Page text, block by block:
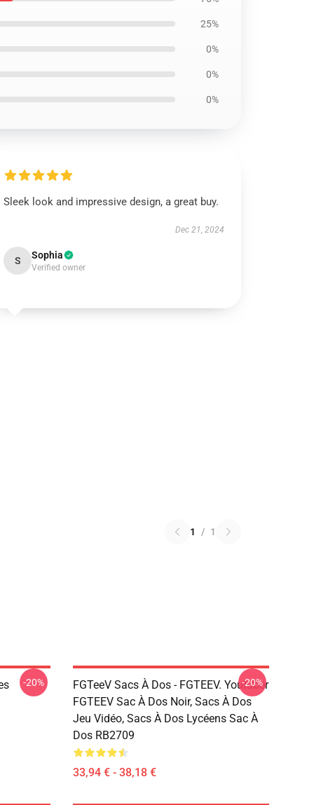
25%
0%
0%
0%
Sleek look and impressive design, a great buy.
Dec 21, 2024
S Sophia
Verified owner
1 / 1
-20%
FGTeeV Sacs À Dos - FGTEEV. Youtuber
FGTEEV Sac À Dos Noir, Sacs À Dos
Jeu Vidéo, Sacs À Dos Lycéens Sac À
Dos RB2709
33,94 € - 38,18 €
-20%